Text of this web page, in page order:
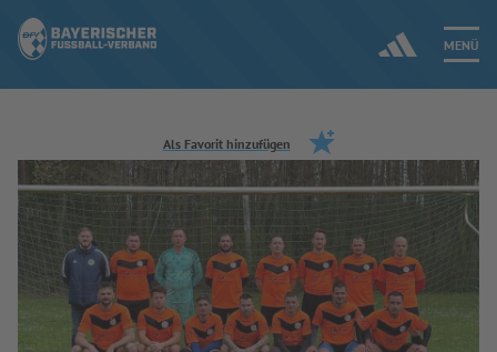
MENÜ
Jetzt einloggen
ERGEBNISSE & WETTBEWERBE
NEUIGKEITEN
SPIELBETRIEB & VERBANDSLEBEN
Als Favorit hinzufügen